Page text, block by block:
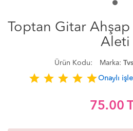
Toptan Gitar
Aleti
Ürün Kodu: Marka:
star star star star starOnaylı
75.00